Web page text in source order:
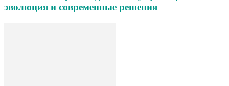
эволюция и современные решения